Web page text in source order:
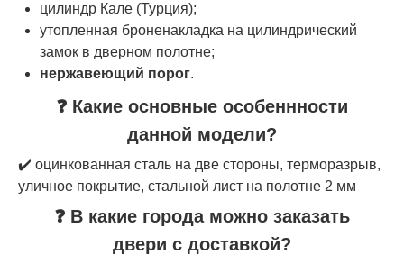
цилиндр Кале (Турция);
утопленная броненакладка на цилиндрический
замок в дверном полотне;
нержавеющий порог.
❓ Какие основные особеннности
данной модели?
✔️ оцинкованная сталь на две стороны, терморазрыв,
уличное покрытие, стальной лист на полотне 2 мм
❓ В какие города можно заказать
двери с доставкой?